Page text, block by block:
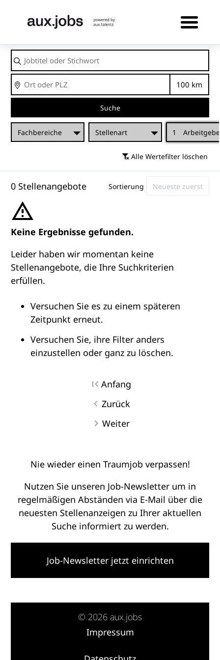
Jobtitel
oder
Stichwort
Ort
Suche
Fachbereiche Stellenart 1
Alle Wertefilter löschen
0 Stellenangebote Sortierung
Keine Ergebnisse gefunden.
Leider haben wir momentan keine
Stellenangebote, die Ihre Suchkriterien
erfüllen.
Versuchen Sie es zu einem späteren
Zeitpunkt erneut.
Versuchen Sie, ihre Filter anders
einzustellen oder ganz zu löschen.
Anfang
Zurück
Weiter
Nie wieder einen Traumjob verpassen!
Nutzen Sie unseren Job-Newsletter um in
regelmäßigen Abständen via E-Mail über die
neuesten Stellenanzeigen zu Ihrer aktuellen
Suche informiert zu werden.
Job-Newsletter jetzt einrichten
© 2026 aux.jobs
Impressum